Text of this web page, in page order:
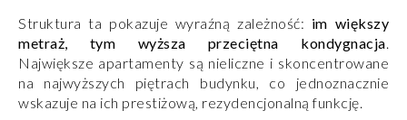
Struktura ta pokazuje wyraźną zależność: im większy
metraż, tym wyższa przeciętna kondygnacja
Największe apartamenty są nieliczne i skoncentrowane
na najwyższych piętrach budynku, co jednoznacznie
wskazuje na ich prestiżową, rezydencjonalną funkcję.